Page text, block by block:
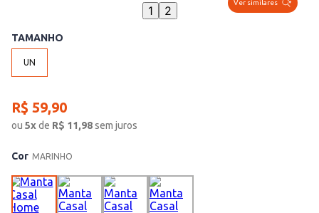
Ver similares
1 2
TAMANHO
UN
R$ 59,90
ou 5xde R$ 11,98sem juros
Cor MARINHO